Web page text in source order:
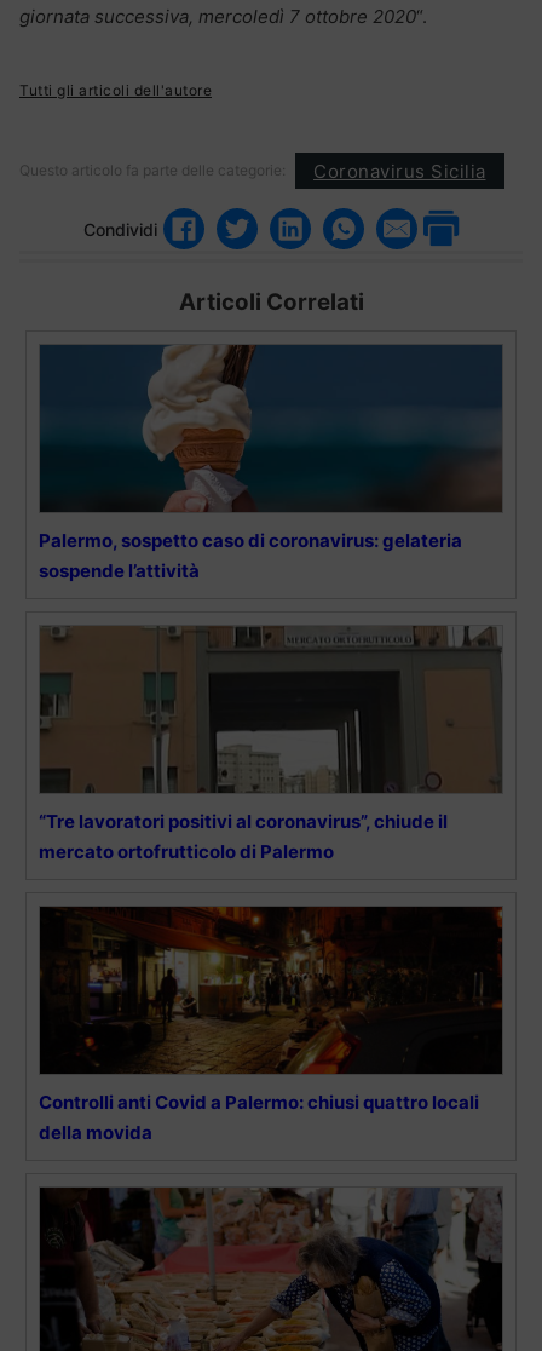
giornata successiva, mercoledì 7 ottobre 2020“.
Tutti gli articoli dell'autore
Questo articolo fa parte delle categorie: Coronavirus Sicilia
Condividi
Articoli Correlati
Palermo, sospetto caso di coronavirus: gelateria
sospende l’attività
“Tre lavoratori positivi al coronavirus”, chiude il
mercato ortofrutticolo di Palermo
Controlli anti Covid a Palermo: chiusi quattro locali
della movida